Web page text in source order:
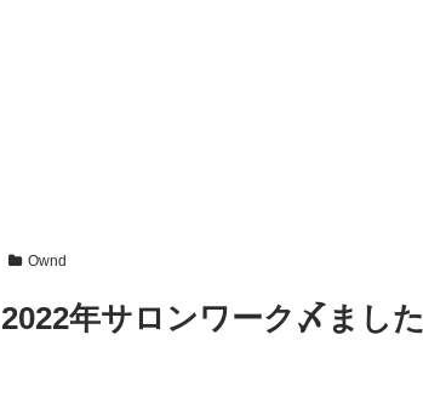
Ownd
2022年サロンワーク〆ました